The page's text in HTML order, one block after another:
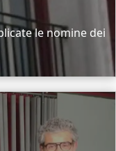
le nomine dei